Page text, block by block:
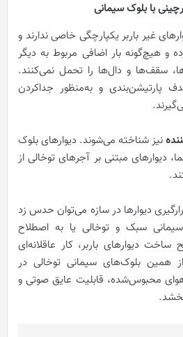
غیر باربر یکپارچگی خاصی ندارند و
و هیچ‌گونه بار اضافی مربوط به دیگر
سقف‌ها و دال‌ها را تحمل نمی‌کنند.
پارتیشن‌بندی و به‌منظور جدا‌‌کردن
نیز شناخته می‌شوند. دیوارهای بلوک
دیوارهای مبتنی بر آجرهای توخالی از
دیوار‌ها در سازه می‌توان حدس زد
سبک و توخالی یا به اصطلاح
ساخت دیوار‌های باربر، کار عاقلانه‌ای
همین بلوک‌های سیمانی تو‌خالی در
هوای محبوس‌شده، قابلیت عایق صوتی و